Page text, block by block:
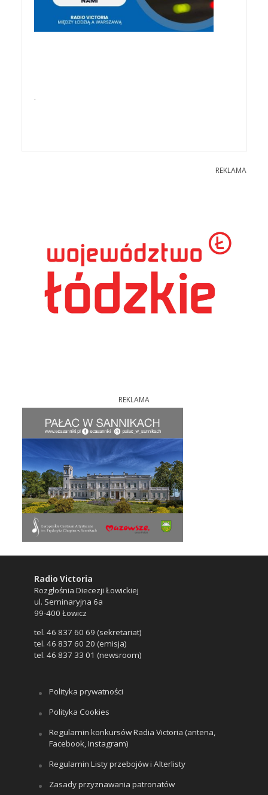
.
REKLAMA
REKLAMA
Radio Victoria
Rozgłośnia Diecezji Łowickiej
ul. Seminaryjna 6a
99-400 Łowicz
tel. 46 837 60 69 (sekretariat)
tel. 46 837 60 20 (emisja)
tel. 46 837 33 01 (newsroom)
Polityka prywatności
Polityka Cookies
Regulamin konkursów Radia Victoria (antena,
Facebook, Instagram)
Regulamin Listy przebojów i Alterlisty
Zasady przyznawania patronatów